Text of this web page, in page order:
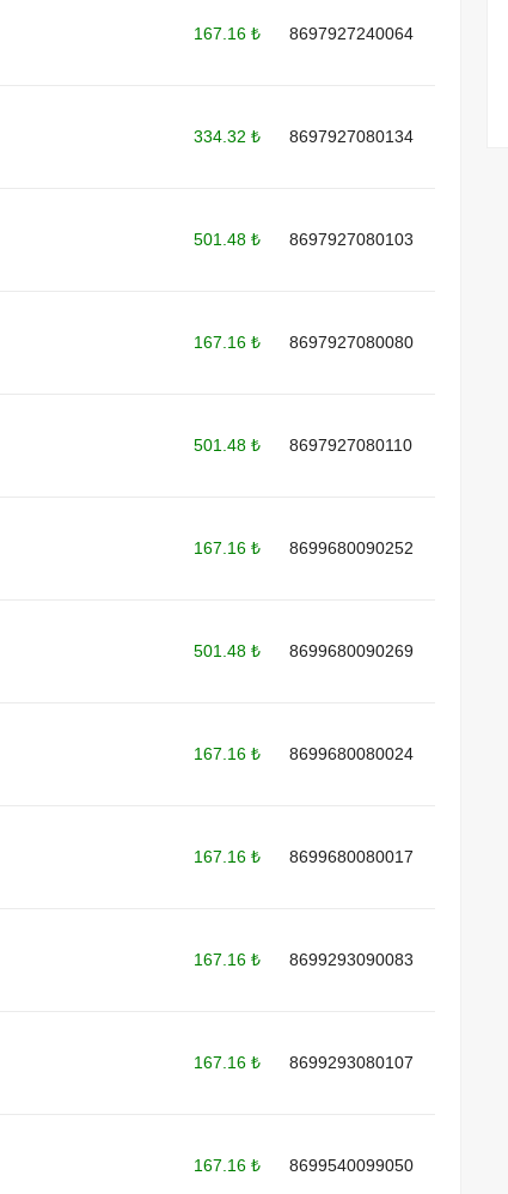
167.16 ₺ 8697927240064
334.32 ₺ 8697927080134
501.48 ₺ 8697927080103
167.16 ₺ 8697927080080
501.48 ₺ 8697927080110
167.16 ₺ 8699680090252
501.48 ₺ 8699680090269
167.16 ₺ 8699680080024
167.16 ₺ 8699680080017
167.16 ₺ 8699293090083
167.16 ₺ 8699293080107
167.16 ₺ 8699540099050